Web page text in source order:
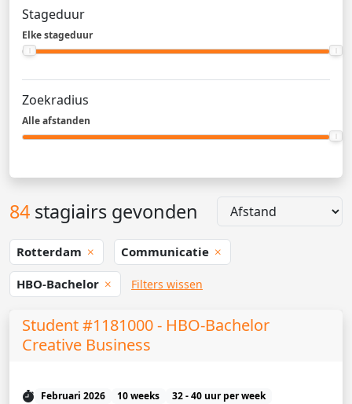
Stageduur
Elke stageduur
Zoekradius
Alle afstanden
84 stagiairs gevonden
Rotterdam Communicatie
HBO-Bachelor Filters wissen
Student #1181000 - HBO-Bachelor
Creative Business
Februari 2026 10 weeks
32 - 40 uur per week